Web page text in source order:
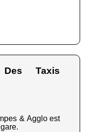
Taxis
& Agglo est